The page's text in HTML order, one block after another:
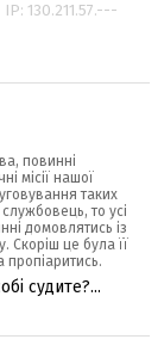
IP: 130.211.57.---
повинні
місії нашої
таких
то усі
домовлятись із
Скоріш це була її
судите?...